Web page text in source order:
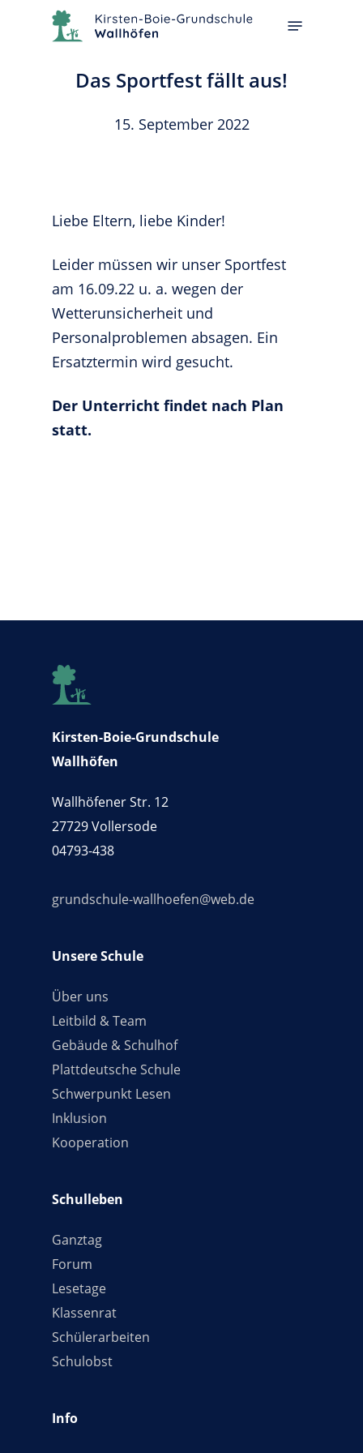
Das Sportfest fällt aus!
15. September 2022
Liebe Eltern, liebe Kinder!
Leider müssen wir unser Sportfest
am 16.09.22 u. a. wegen der
Wetterunsicherheit und
Personalproblemen absagen. Ein
Ersatztermin wird gesucht.
Der Unterricht findet nach Plan
statt.
Kirsten-Boie-Grundschule
Wallhöfen
Wallhöfener Str. 12
27729 Vollersode
04793-438
grundschule-wallhoefen@web.de
Unsere Schule
Über uns
Leitbild & Team
Gebäude & Schulhof
Plattdeutsche Schule
Schwerpunkt Lesen
Inklusion
Kooperation
Schulleben
Ganztag
Forum
Lesetage
Klassenrat
Schülerarbeiten
Schulobst
Info